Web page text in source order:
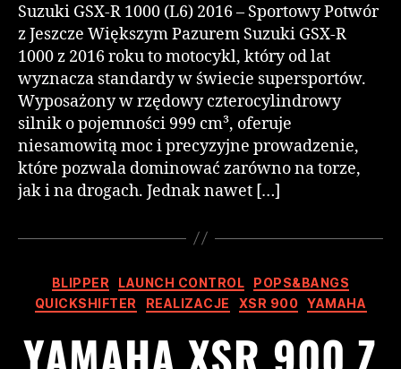
Suzuki GSX-R 1000 (L6) 2016 – Sportowy Potwór
z Jeszcze Większym Pazurem Suzuki GSX-R
1000 z 2016 roku to motocykl, który od lat
wyznacza standardy w świecie supersportów.
Wyposażony w rzędowy czterocylindrowy
silnik o pojemności 999 cm³, oferuje
niesamowitą moc i precyzyjne prowadzenie,
które pozwala dominować zarówno na torze,
jak i na drogach. Jednak nawet […]
BLIPPER LAUNCH CONTROL
POPS&BANGS
QUICKSHIFTER
REALIZACJE XSR 900 YAMAHA
YAMAHA XSR 900 Z